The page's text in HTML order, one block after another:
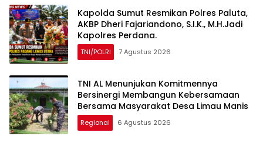
Kapolda Sumut Resmikan Polres Paluta,
AKBP Dheri Fajariandono, S.I.K., M.H.Jadi
Kapolres Perdana.
TNI/POLRI 7 Agustus 2026
TNI AL Menunjukan Komitmennya
Bersinergi Membangun Kebersamaan
Bersama Masyarakat Desa Limau Manis
Regional 6 Agustus 2026